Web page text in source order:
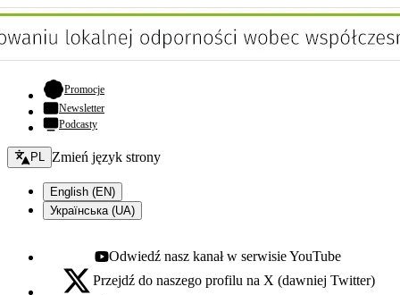
Promocje- otwiera się w nowej karcie
Newsletter
Podcasty
Zmień język - bieżący:
PL Zmień język strony
English (EN)
Українська (UA)
Youtube - otwiera się w nowej karcie
Odwiedź nasz kanał w serwisie YouTube
X - otwiera się w nowej karcie
Przejdź do naszego profilu na X (dawniej Twitter)